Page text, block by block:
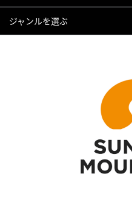
ジャンルを選ぶ